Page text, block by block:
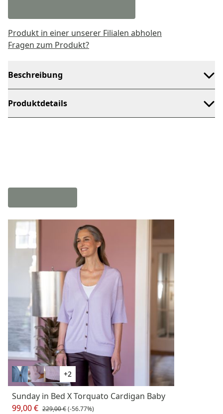
Produkt in einer unserer Filialen abholen
Fragen zum Produkt?
Beschreibung
Produktdetails
+2
Sunday in Bed X Torquato Cardigan Baby
99,00 € 229,00 €(-56.77%)